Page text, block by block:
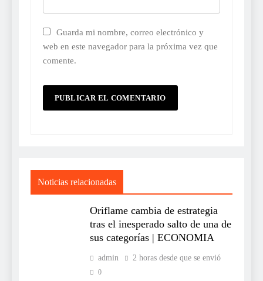
Guarda mi nombre, correo electrónico y
web en este navegador para la próxima vez que
comente.
Noticias relacionadas
Oriflame cambia de estrategia
tras el inesperado salto de una de
sus categorías | ECONOMIA
admin 2 horas desde que se envió
0